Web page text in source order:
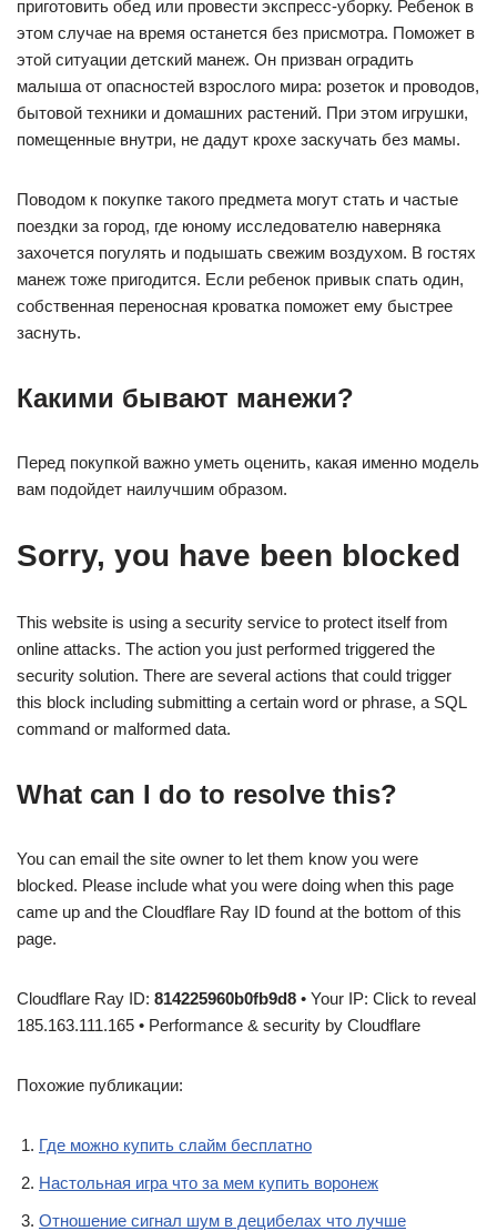
приготовить обед или провести экспресс-уборку. Ребенок в
этом случае на время останется без присмотра. Поможет в
этой ситуации детский манеж. Он призван оградить
малыша от опасностей взрослого мира: розеток и проводов,
бытовой техники и домашних растений. При этом игрушки,
помещенные внутри, не дадут крохе заскучать без мамы.
Поводом к покупке такого предмета могут стать и частые
поездки за город, где юному исследователю наверняка
захочется погулять и подышать свежим воздухом. В гостях
манеж тоже пригодится. Если ребенок привык спать один,
собственная переносная кроватка поможет ему быстрее
заснуть.
Какими бывают манежи?
Перед покупкой важно уметь оценить, какая именно модель
вам подойдет наилучшим образом.
Sorry, you have been blocked
This website is using a security service to protect itself from
online attacks. The action you just performed triggered the
security solution. There are several actions that could trigger
this block including submitting a certain word or phrase, a SQL
command or malformed data.
What can I do to resolve this?
You can email the site owner to let them know you were
blocked. Please include what you were doing when this page
came up and the Cloudflare Ray ID found at the bottom of this
page.
Cloudflare Ray ID: 814225960b0fb9d8 • Your IP: Click to reveal
185.163.111.165 • Performance & security by Cloudflare
Похожие публикации:
Где можно купить слайм бесплатно
Настольная игра что за мем купить воронеж
Отношение сигнал шум в децибелах что лучше